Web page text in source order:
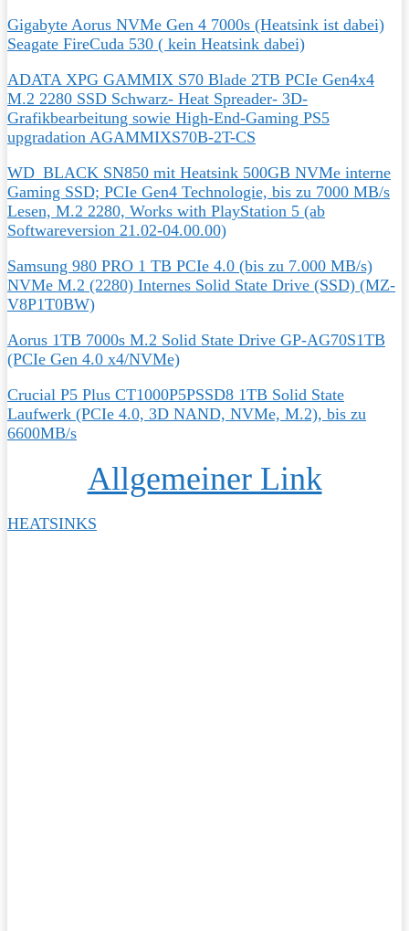
Gigabyte Aorus NVMe Gen 4 7000s (Heatsink ist dabei)
Seagate FireCuda 530 ( kein Heatsink dabei)
ADATA XPG GAMMIX S70 Blade 2TB PCIe Gen4x4
M.2 2280 SSD Schwarz- Heat Spreader- 3D-
Grafikbearbeitung sowie High-End-Gaming PS5
upgradation AGAMMIXS70B-2T-CS
WD_BLACK SN850 mit Heatsink 500GB NVMe interne
Gaming SSD; PCIe Gen4 Technologie, bis zu 7000 MB/s
Lesen, M.2 2280, Works with PlayStation 5 (ab
Softwareversion 21.02-04.00.00)
Samsung 980 PRO 1 TB PCIe 4.0 (bis zu 7.000 MB/s)
NVMe M.2 (2280) Internes Solid State Drive (SSD) (MZ-
V8P1T0BW)
Aorus 1TB 7000s M.2 Solid State Drive GP-AG70S1TB
(PCIe Gen 4.0 x4/NVMe)
Crucial P5 Plus CT1000P5PSSD8 1TB Solid State
Laufwerk (PCIe 4.0, 3D NAND, NVMe, M.2), bis zu
6600MB/s
Allgemeiner Link
HEATSINKS